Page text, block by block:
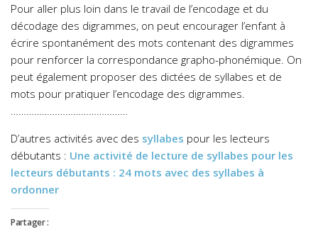
Pour aller plus loin dans le travail de l’encodage et du
décodage des digrammes, on peut encourager l’enfant à
écrire spontanément des mots contenant des digrammes
pour renforcer la correspondance grapho-phonémique. On
peut également proposer des dictées de syllabes et de
mots pour pratiquer l’encodage des digrammes.
………………………………………
D’autres activités avec des syllabes pour les lecteurs
débutants : Une activité de lecture de syllabes pour les
lecteurs débutants : 24 mots avec des syllabes à
ordonner
Partager :